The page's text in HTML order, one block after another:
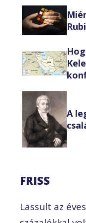
A
FRISS
Lassult az